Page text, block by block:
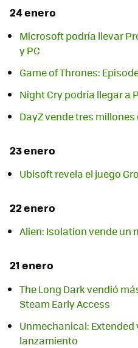
24 enero
Microsoft podría llevar
y PC
Game of Thrones:
DayZ vende tres
23 enero
Ubisoft revela el juego
22 enero
21 enero
The Long Dark vendió
Unmechanical: Extended
lanzamiento